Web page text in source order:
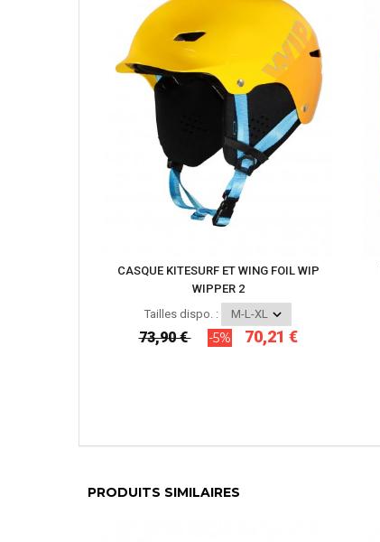
CASQUE KITESURF ET WING FOIL WIP
WIPPER 2
Tailles dispo. :
73,90 € -5% 70,21 €
PRODUITS SIMILAIRES